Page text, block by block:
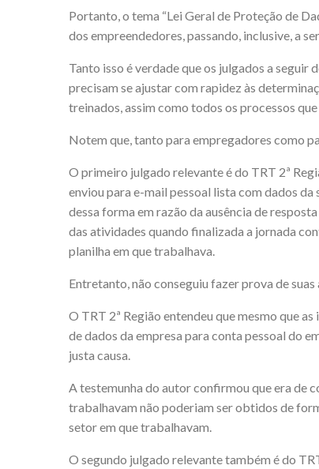
Portanto, o tema “Lei Geral de Proteção de
dos empreendedores, passando, inclusive, a
Tanto isso é verdade que os julgados a
precisam se ajustar com rapidez às
treinados, assim como todos os processos
Notem que, tanto para empregadores como
O primeiro julgado relevante é do TRT 2ª
enviou para e-mail pessoal lista com dados
dessa forma em razão da ausência de
das atividades quando finalizada a jornada
planilha em que trabalhava.
Entretanto, não conseguiu fazer prova de suas
O TRT 2ª Região entendeu que mesmo que
de dados da empresa para conta pessoal do
justa causa.
A testemunha do autor confirmou que era de
trabalhavam não poderiam ser obtidos de
setor em que trabalhavam.
O segundo julgado relevante também é do